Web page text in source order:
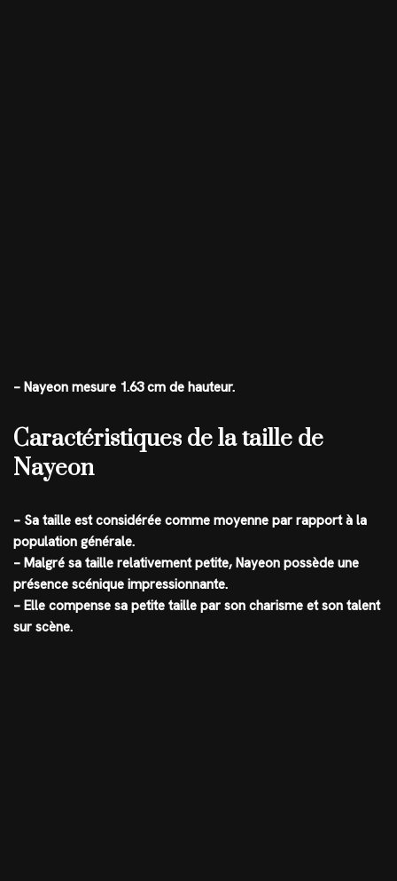
– Nayeon mesure 1.63 cm de hauteur.
Caractéristiques de la taille de
Nayeon
– Sa taille est considérée comme moyenne par rapport à la
population générale.
– Malgré sa taille relativement petite, Nayeon possède une
présence scénique impressionnante.
– Elle compense sa petite taille par son charisme et son talent
sur scène.